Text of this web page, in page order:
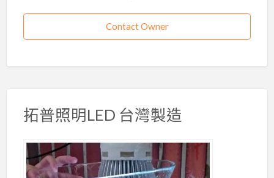
Contact Owner
拓普照明LED 台灣製造